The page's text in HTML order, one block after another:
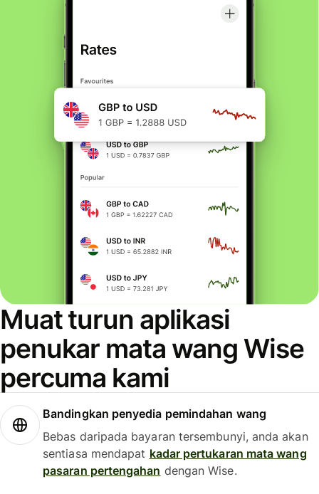
Muat turun aplikasi
penukar mata wang Wise
percuma kami
Bandingkan penyedia pemindahan wang
Bebas daripada bayaran tersembunyi, anda akan
sentiasa mendapat kadar pertukaran mata wang
pasaran pertengahan dengan Wise.